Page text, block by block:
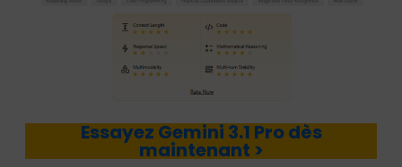
Essayez Gemini 3.1 Pro dès
maintenant >